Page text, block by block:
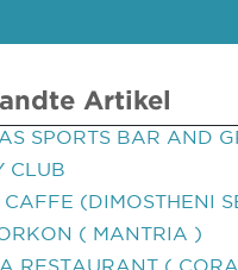
Artikel
SPORTS BAR AND
CLUB
CAFFE (DIMOSTHENI
( MANTRIA )
RESTAURANT (